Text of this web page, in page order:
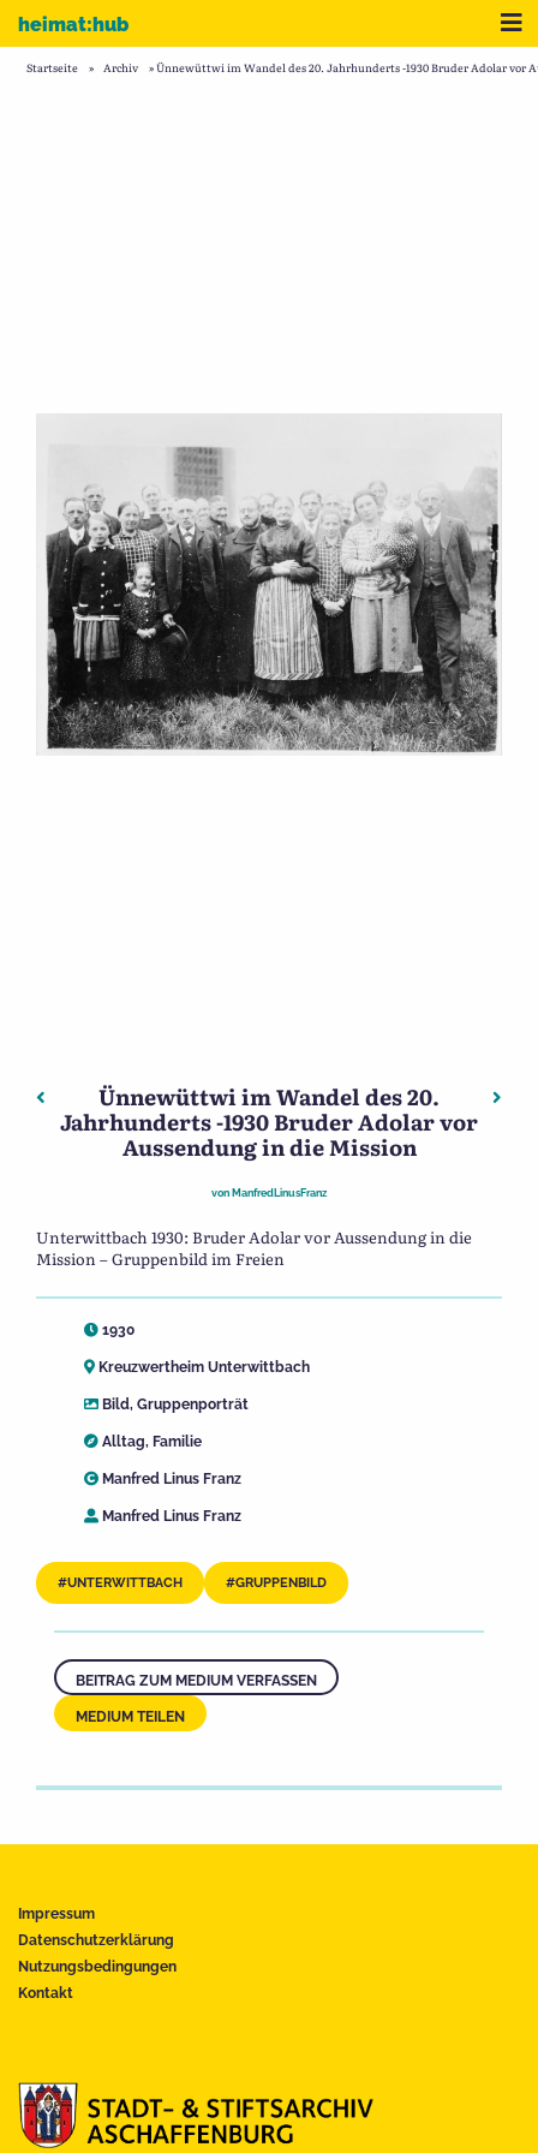
Zum Inhalt
heimat:hub
Startseite » Archiv »Ünnewüttwi im Wandel des 20. Jahrhunderts -1930 Bruder Adolar vor
Beitragsnavigation
Vorheriger: Ünnewüttwi im Wandel des 20.
Ünnewüttwi im Wandel des 20.
Jahrhunderts -1930 Bruder Adolar vor
Aussendung in die Mission
von ManfredLinusFranz
Unterwittbach 1930: Bruder Adolar vor Aussendung in die
Mission – Gruppenbild im Freien
1930
Kreuzwertheim Unterwittbach
Bild, Gruppenporträt
Alltag, Familie
Manfred Linus Franz
Manfred Linus Franz
UNTERWITTBACH GRUPPENBILD
BEITRAG ZUM MEDIUM VERFASSEN
MEDIUM TEILEN
Impressum
Datenschutzerklärung
Nutzungsbedingungen
Kontakt